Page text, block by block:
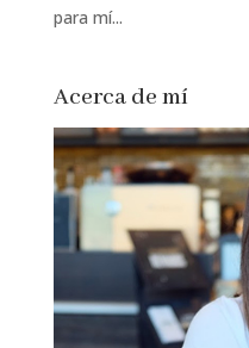
para mí...
Acerca de mí